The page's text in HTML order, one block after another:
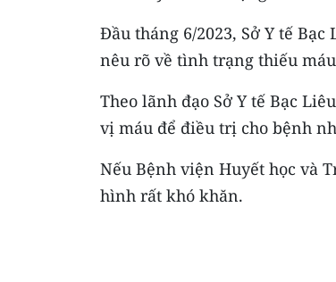
Đầu tháng 6/2023, Sở Y tế
nêu rõ về tình trạng thiếu
Theo lãnh đạo Sở Y tế Bạc
vị máu để điều trị cho bệnh
Nếu Bệnh viện Huyết học và
hình rất khó khăn.